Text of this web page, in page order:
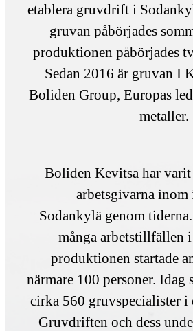
etablera gruvdrift i
gruvan påbörjades
produktionen påbörjades
Sedan 2016 är gruvan I
Boliden Group, Europas
metaller.
Boliden Kevitsa har varit
arbetsgivarna
Sodankylä genom
många arbetstillfällen
produktionen startade
närmare 100 personer. Idag
cirka 560 gruvspecialister i
Gruvdriften och dess